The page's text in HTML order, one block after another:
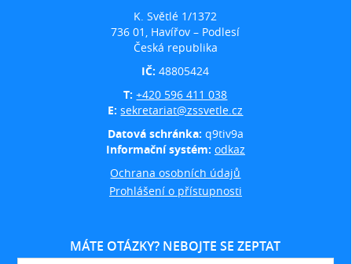
K. Světlé 1/1372
736 01, Havířov – Podlesí
Česká republika
IČ:48805424
T:+420 596 411 038
E:sekretariat@zssvetle.cz
Datová schránka: q9tiv9a
Informační systém: odkaz
Ochrana osobních údajů
Prohlášení o přístupnosti
MÁTE OTÁZKY? NEBOJTE SE ZEPTAT